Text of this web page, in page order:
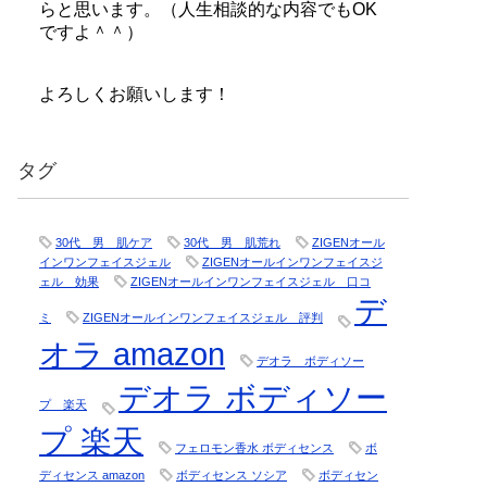
らと思います。（人生相談的な内容でもOK
ですよ＾＾）
よろしくお願いします！
タグ
30代 男 肌ケア 30代 男 肌荒れ
ZIGENオール
インワンフェイスジェル
ZIGENオールインワンフェイスジ
ェル 効果
ZIGENオールインワンフェイスジェル 口コ
ミ ZIGENオールインワンフェイスジェル 評判
デ
オラ amazon
デオラ ボディソー
プ 楽天
デオラ ボディソー
プ 楽天
フェロモン香水 ボディセンス ボ
ディセンス amazon ボディセンス ソシア ボディセン